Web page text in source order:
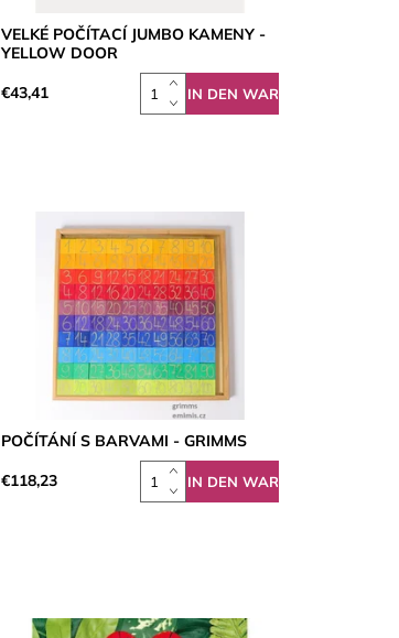
VELKÉ POČÍTACÍ JUMBO KAMENY -
YELLOW DOOR
€43,41
POČÍTÁNÍ S BARVAMI - GRIMMS
€118,23